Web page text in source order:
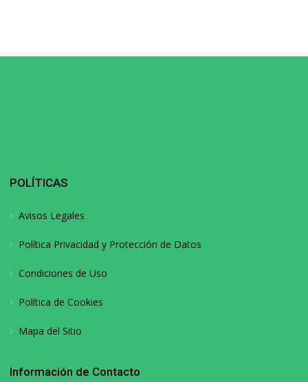
POLÍTICAS
Avisos Legales
Política Privacidad y Protección de Datos
Condiciones de Uso
Política de Cookies
Mapa del Sitio
Información de Contacto